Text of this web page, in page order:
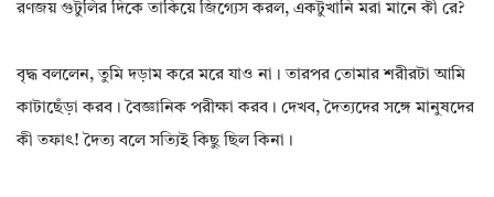
রণজয় গুটুলির দিকে তাকিয়ে জিগ্যেস করল, একটুখানি মরা মানে কী রে?
বৃদ্ধ বললেন, তুমি দড়াম করে মরে যাও না। তারপর তোমার শরীরটা আমি
কাটাছেঁড়া করব। বৈজ্ঞানিক পরীক্ষা করব। দেখব, দৈত্যদের সঙ্গে মানুষদের
কী তফাৎ! দৈত্য বলে সত্যিই কিছু ছিল কিনা।